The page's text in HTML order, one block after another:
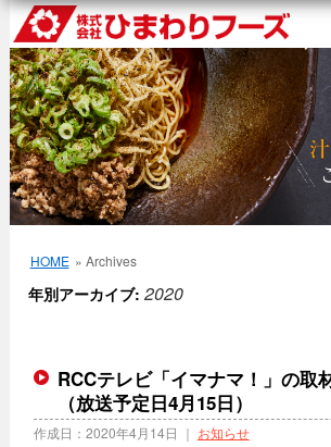
HOME » Archives
年別アーカイブ: 2020
RCCテレビ「イマナマ！」の取
（放送予定日4月15日）
作成日： 2020年4月14日 ｜ お知らせ